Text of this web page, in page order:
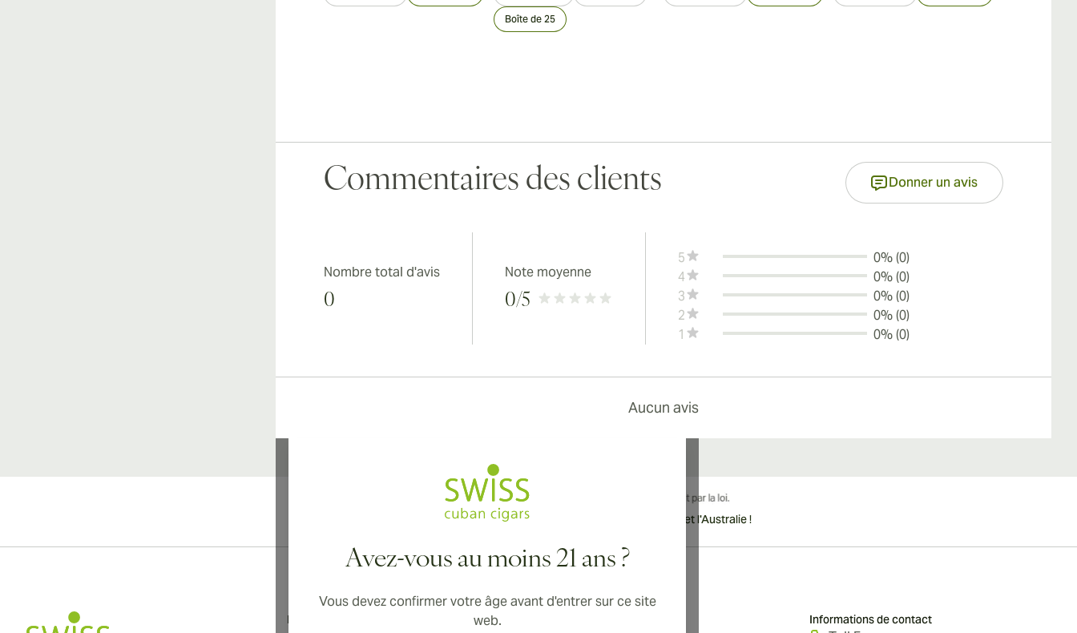
Boîte de 25
Commentaires des clients Donner un avis
Nombre total d'avis
0
Note moyenne
0/5
5
0% (0)
4
0% (0)
3
0% (0)
2
0% (0)
1
0% (0)
Aucun avis
Avez-vous au moins 21 ans ?
Vous devez confirmer votre âge avant d'entrer sur ce site
web.
Livraison internationale disponible vers le Canada, le Royaume-Uni et l'Australie !
Informations Informations de contact